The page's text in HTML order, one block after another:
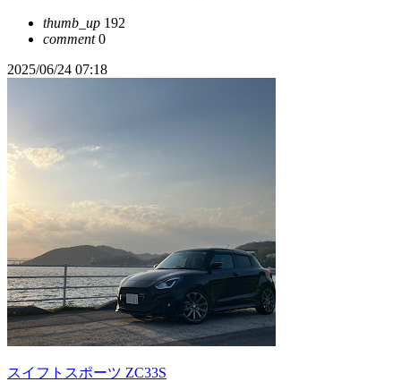
thumb_up 192
comment0
2025/06/24 07:18
スイフトスポーツ ZC33S